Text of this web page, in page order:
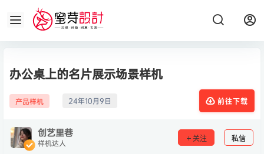
办公桌上的名片展示场景样机
产品样机 24年10月9日 前往下载
创艺里巷
样机达人 关注 私信